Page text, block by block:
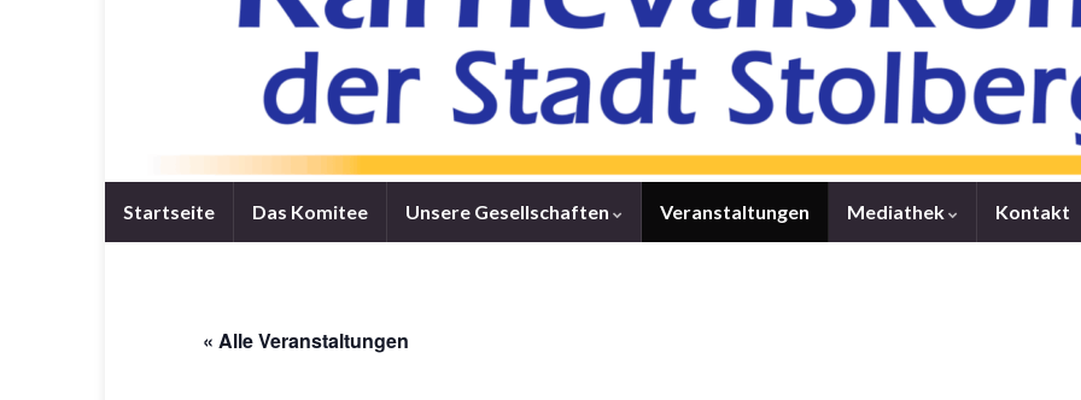
Startseite Das Komitee Unsere Gesellschaften Veranstaltungen Mediathek Kontakt
« Alle Veranstaltungen